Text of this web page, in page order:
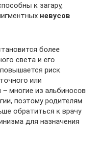
к загару,
невусов
более
света и его
риск
или
многие из альбиносов
поэтому родителям
обратиться к врачу
для назначения